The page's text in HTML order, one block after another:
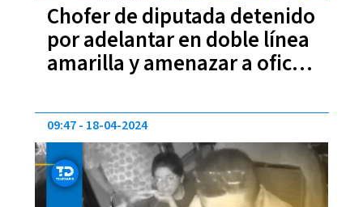
Chofer de diputada detenido
por adelantar en doble línea
amarilla y amenazar a oficial
09:47 18-04-2024